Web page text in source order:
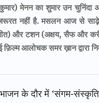
मेनन का शुमार उन चुनिंदा
नहीं है. मसलन आज से
और टशन (अक्षय, सैफ और
आलोचक समर ख़ान द्वारा
के दौर में ‘संगम-